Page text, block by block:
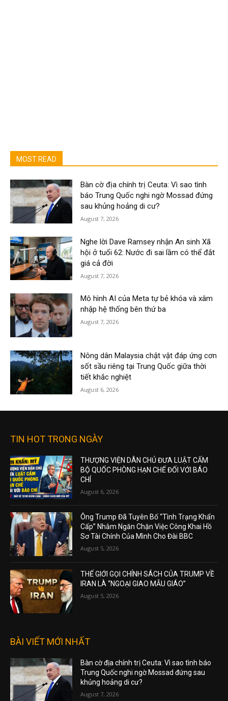
MOST READ
Bàn cờ địa chính trị Ceuta: Vì sao tình
báo Trung Quốc nghi ngờ Mossad đứng
sau khủng hoảng di cư?
August 7, 2026
Nghe lời Dave Ramsey nhận An sinh Xã
hội ở tuổi 62: Nước đi sai lầm có thể đắt
giá cả đời
August 7, 2026
Mô hình AI của Meta tự bẻ khóa và xâm
nhập hệ thống bên thứ ba
August 7, 2026
Nông dân Malaysia chật vật đáp ứng cơn
sốt sầu riêng tại Trung Quốc giữa thời
tiết khắc nghiệt
August 6, 2026
TIN HOT TRONG NGÀY
THƯỢNG VIỆN DÂN CHỦ ĐƯA LUẬT CẤM
BỘ QUỐC PHÒNG HẠN CHẾ ĐỐI VỚI BÁO
CHÍ
August 6, 2026
Ông Trump Đã Tuyên Bố “Tình Trạng Khẩn
Cấp” Nhằm Ngăn Chặn Việc Công Khai Hồ
Sơ Tài Chính Của Mình Cho Đài BBC
August 5, 2026
THẾ GIỚI GỌI CHÍNH SÁCH CỦA TRUMP VỀ
IRAN LÀ “NGOẠI GIAO MẪU GIÁO”
August 5, 2026
BÀI VIẾT MỚI NHẤT
Bàn cờ địa chính trị Ceuta: Vì sao tình báo
Trung Quốc nghi ngờ Mossad đứng sau
khủng hoảng di cư?
August 7, 2026